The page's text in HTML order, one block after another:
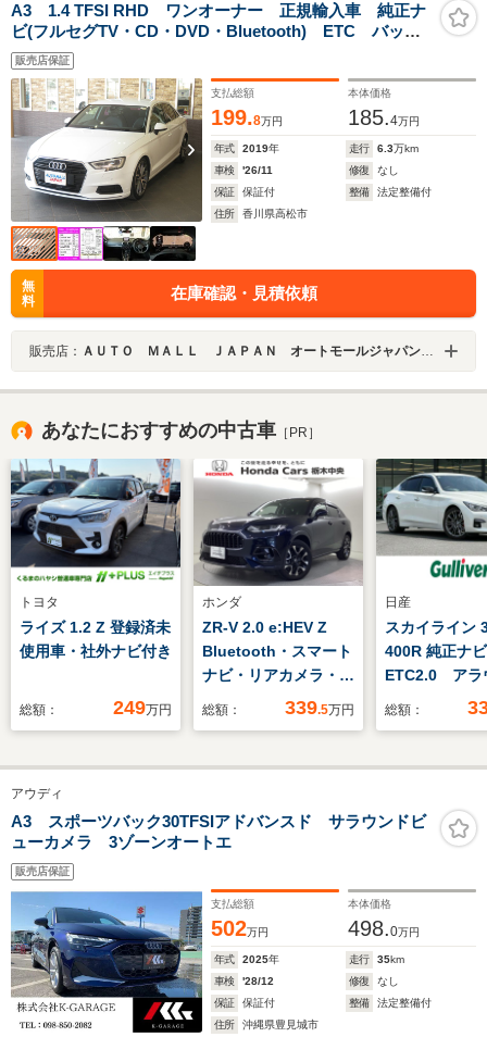
A3 1.4 TFSI RHD ワンオーナー 正規輸入車 純正ナ
ビ(フルセグTV・CD・DVD・Bluetooth) ETC バック
カメラ ドライブレコーダー アウディプレセンス リ
アフォグ ダウンサス マニュアルモード付 スペアス
マートキー
販売店保証
支払総額
199.8万円
本体価格
185.4万円
年式 2019年 走行 6.3万km
車検
'26/11 修復
なし
保証
保証付 整備
法定整備付
住所
香川県高松市
無
料
在庫確認・見積依頼
販売店： ＡＵＴＯ ＭＡＬＬ ＪＡＰＡＮ オートモールジャパン株式会社
あなたにおすすめの中古車 ［PR］
トヨタ
ライズ 1.2 Z 登録済未
使用車・社外ナビ付き
総額： 249万円
ホンダ
ZR-V 2.0 e:HEV Z
Bluetooth・スマート
ナビ・リアカメラ・
総額： 339.5万円
日産
スカイライン
400R 純正
ETC2.0 アラ
ビュー プロ
ーナーセンサ
ッシュスタ
温シート パ
総額：
アウディ
A3 スポーツバック30TFSIアドバンスド サラウンドビ
ューカメラ 3ゾーンオートエ
販売店保証
支払総額
502万円
本体価格
498.0万円
年式 2025年 走行 35km
車検
'28/12 修復
なし
保証
保証付 整備
法定整備付
住所
沖縄県豊見城市